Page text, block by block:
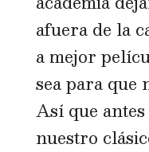
afuera de la
a mejor
sea para que
Así que
nuestro